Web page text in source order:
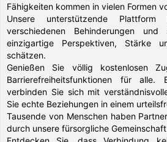
Fähigkeiten kommen in vielen Formen
Unsere unterstützende
verschiedenen Behinderungen
einzigartige Perspektiven, Stärke
schätzen.
Genießen Sie völlig kostenlosen
Barrierefreiheitsfunktionen für alle.
verbinden Sie sich mit
Sie echte Beziehungen in einem
Tausende von Menschen haben
durch unsere fürsorgliche